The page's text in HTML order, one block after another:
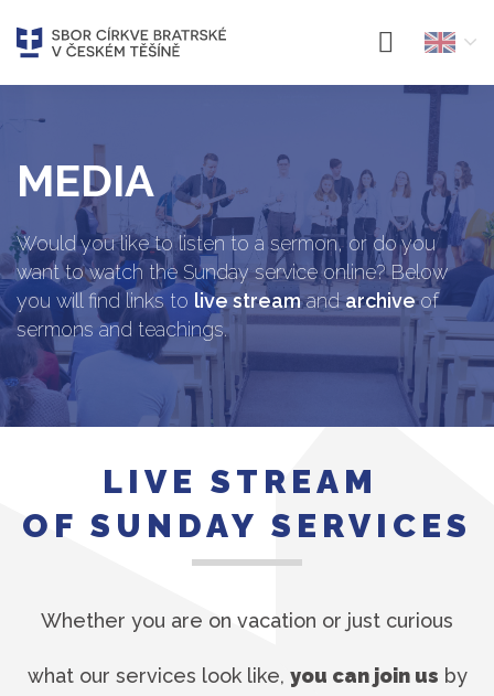
MEDIA
Would you like to listen to a sermon, or do you
want to watch the Sunday service online? Below
you will find links to live streamandarchiveof
sermons and teachings.
LIVE STREAM
OF SUNDAY SERVICES
Whether you are on vacation or just curious
what our services look like, you can join us by